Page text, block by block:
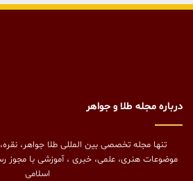
درباره مجله طلا و جواهر
تنها مجله تخصصی بین المللی طلا جواهر،
موضوعات هنری، علمی، خبری ، آموزشی با مجوز
اسلامی